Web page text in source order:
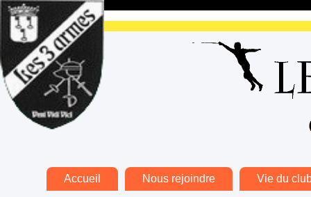
Accueil Nous rejoindre Vie du